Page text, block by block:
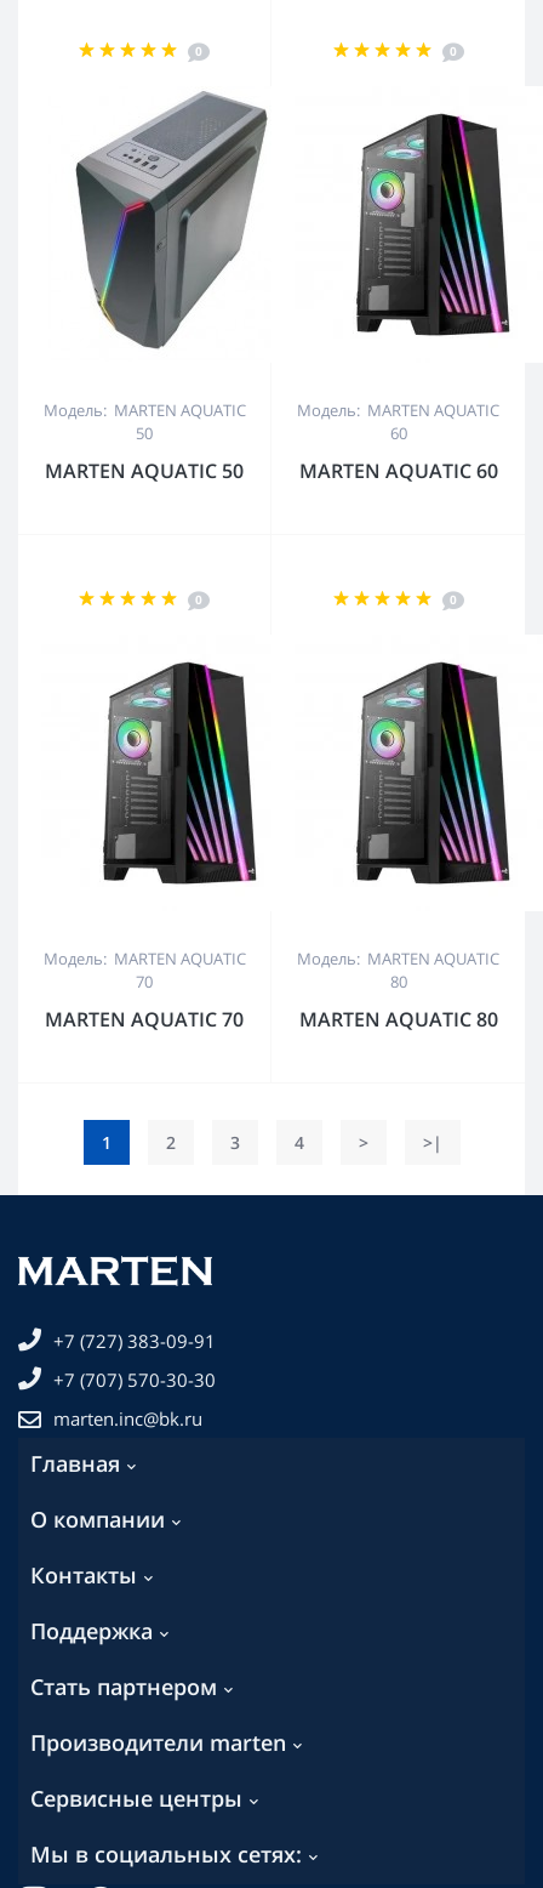
0
Модель: MARTEN AQUATIC
50
MARTEN AQUATIC 50
0
Модель: MARTEN AQUATIC
60
MARTEN AQUATIC 60
0
Модель: MARTEN AQUATIC
70
MARTEN AQUATIC 70
0
Модель: MARTEN AQUATIC
80
MARTEN AQUATIC 80
1 2 3 4 > >|
+7 (727) 383-09-91
+7 (707) 570-30-30
marten.inc@bk.ru
Главная
О компании
Контакты
Поддержка
Стать партнером
Производители marten
Сервисные центры
Мы в социальных сетях: